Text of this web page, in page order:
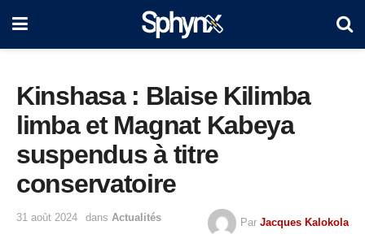
Kinshasa : Blaise Kilimba
limba et Magnat Kabeya
suspendus à titre
conservatoire
31 août 2024 dans Actualités Par Jacques Kalokola